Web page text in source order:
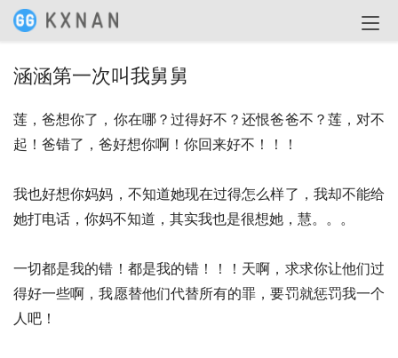
涵涵第一次叫我舅舅
莲，爸想你了，你在哪？过得好不？还恨爸爸不？莲，对不
起！爸错了，爸好想你啊！你回来好不！！！
我也好想你妈妈，不知道她现在过得怎么样了，我却不能给
她打电话，你妈不知道，其实我也是很想她，慧。。。
一切都是我的错！都是我的错！！！天啊，求求你让他们过
得好一些啊，我愿替他们代替所有的罪，要罚就惩罚我一个
人吧！